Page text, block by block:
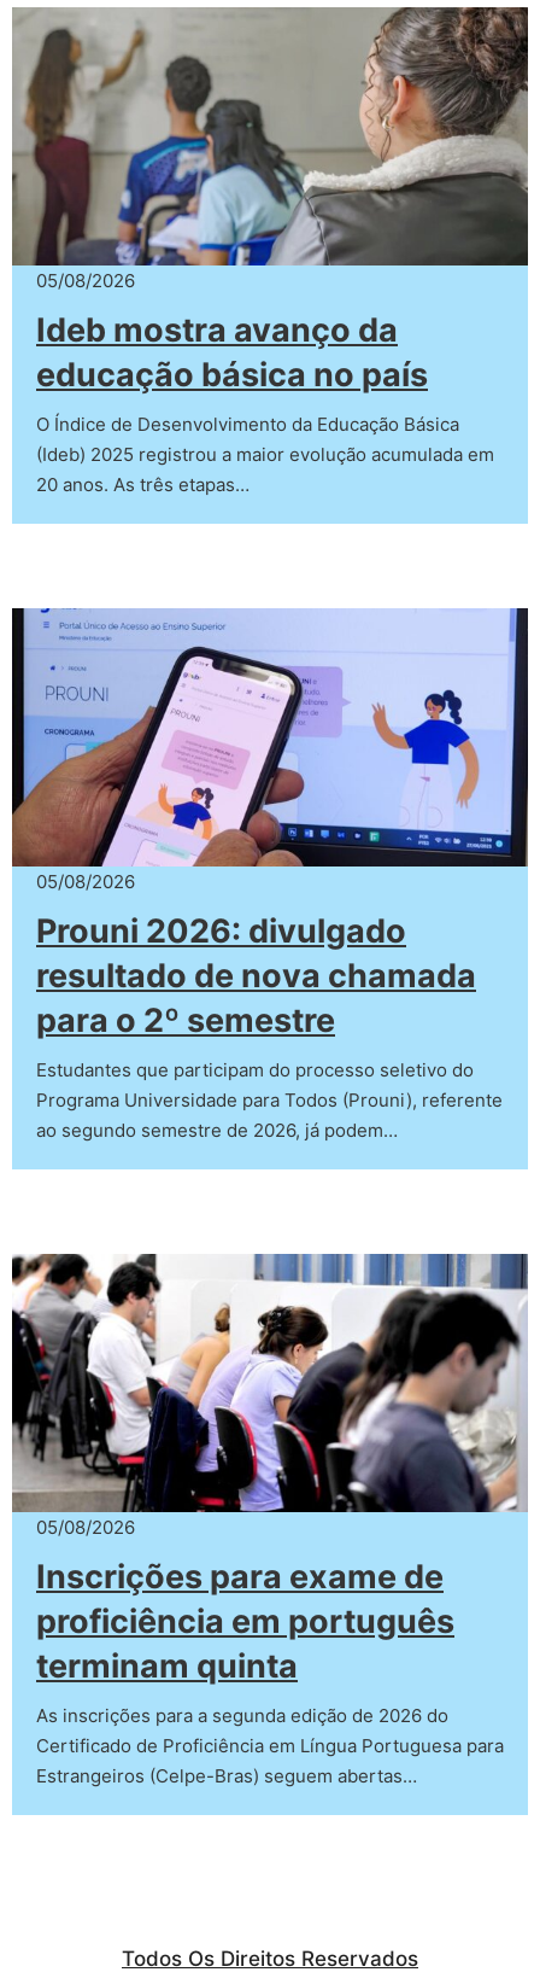
05/08/2026
Ideb mostra avanço da
educação básica no país
O Índice de Desenvolvimento da Educação Básica
(Ideb) 2025 registrou a maior evolução acumulada em
20 anos. As três etapas…
05/08/2026
Prouni 2026: divulgado
resultado de nova chamada
para o 2º semestre
Estudantes que participam do processo seletivo do
Programa Universidade para Todos (Prouni), referente
ao segundo semestre de 2026, já podem…
05/08/2026
Inscrições para exame de
proficiência em português
terminam quinta
As inscrições para a segunda edição de 2026 do
Certificado de Proficiência em Língua Portuguesa para
Estrangeiros (Celpe-Bras) seguem abertas…
Todos Os Direitos Reservados